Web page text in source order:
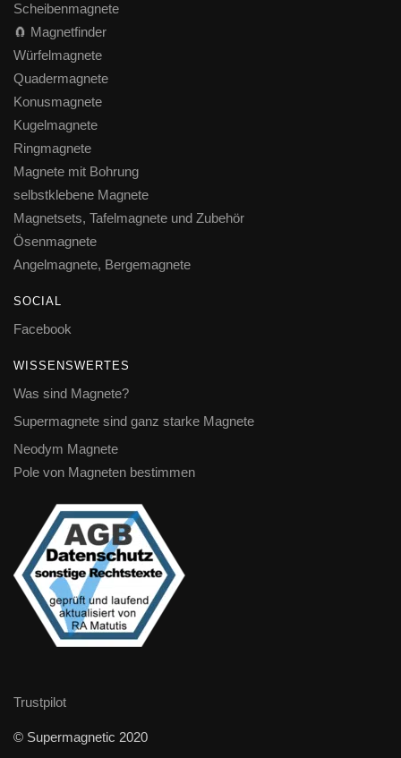
Scheibenmagnete
🧲 Magnetfinder
Würfelmagnete
Quadermagnete
Konusmagnete
Kugelmagnete
Ringmagnete
Magnete mit Bohrung
selbstklebene Magnete
Magnetsets, Tafelmagnete und Zubehör
Ösenmagnete
Angelmagnete, Bergemagnete
SOCIAL
Facebook
WISSENSWERTES
Was sind Magnete?
Supermagnete sind ganz starke Magnete
Neodym Magnete
Pole von Magneten bestimmen
Trustpilot
© Supermagnetic 2020